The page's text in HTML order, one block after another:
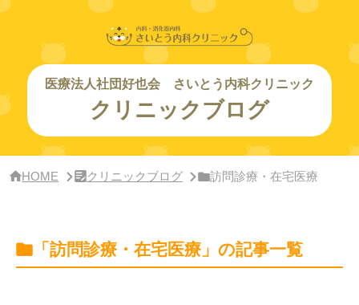
ニッ
医療法人社団好也会 さいとう内科クリニック
クリニックブログ
HOME クリニックブログ 訪問診療・在宅医療
「訪問診療・在宅医療」の記事一覧